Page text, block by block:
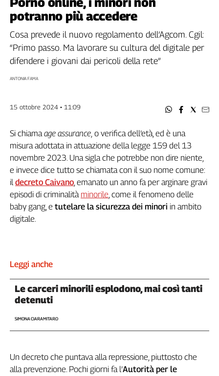
Filcams
Filctem
Fillea
Filt
Fiom
Flai
Fp
Slc
Spi
Inca
Caaf
Speciali
G8
di
della
ragione
anni
Cgil
Collettiva
Play
Rubriche
potranno più accedere
Cosa prevede il nuovo regolamento dell’Agcom. Cgil:
“Primo passo. Ma lavorare su cultura del digitale per
difendere i giovani dai pericoli della rete”
ANTONIA FAMA
15 ottobre 2024 • 11:09
Si chiamaage assurance, o verifica dell’età, ed è una
misura adottata in attuazione della legge 159 del 13
novembre 2023. Una sigla che potrebbe non dire niente,
e invece dice tutto se chiamata con il suo nome comune:
ildecreto Caivano, emanato un anno fa per arginare gravi
episodi di criminalità minorile, come il fenomeno delle
baby gang, e tutelare la sicurezza dei minori in ambito
digitale.
Leggi anche
Le carceri minorili esplodono, mai così tanti
detenuti
SIMONA CIARAMITARO
Un decreto che puntava alla repressione, piuttosto che
alla prevenzione. Pochi giorni fa l’Autorità per le